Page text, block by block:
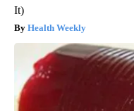
It)
Health Weekly